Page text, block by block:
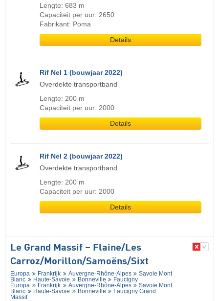
Lengte: 683 m
Capaciteit per uur: 2650
Fabrikant: Poma
Details
Rif Nel 1 (bouwjaar 2022)
Overdekte transportband
Lengte: 200 m
Capaciteit per uur: 2000
Details
Rif Nel 2 (bouwjaar 2022)
Overdekte transportband
Lengte: 200 m
Capaciteit per uur: 2000
Details
Le Grand Massif – Flaine/​Les
Carroz/​Morillon/​Samoëns/​Sixt
Europa Frankrijk Auvergne-Rhône-Alpes
Savoie Mont
Blanc
Haute-Savoie Bonneville
Faucigny
Europa
Frankrijk Auvergne-Rhône-Alpes
Savoie Mont
Blanc
Haute-Savoie Bonneville
Faucigny Grand
Massif